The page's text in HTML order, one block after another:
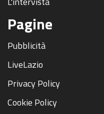
Pagine
Pubblicità
LiveLazio
Privacy Policy
Cookie Policy